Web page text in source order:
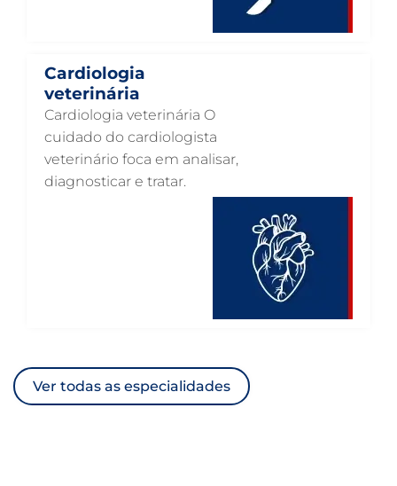
ANESTESIOLOGIA VETERINÁRIA EM GUARULHOS
ACUPUNTURA VETERINÁRIA EM GUARULHOS
VETERINÁRIO PARA GATOS
VETERINÁRIO PARA CACHORROS
VETERINÁRIO DE ANIMAIS SILVESTRES
VETERINÁRIO URGENTE
TRATAMENTO DE ANIMAIS
Cardiologia
veterinária
Cardiologia veterinária O
cuidado do cardiologista
veterinário foca em analisar,
diagnosticar e tratar.
Ver todas as especialidades